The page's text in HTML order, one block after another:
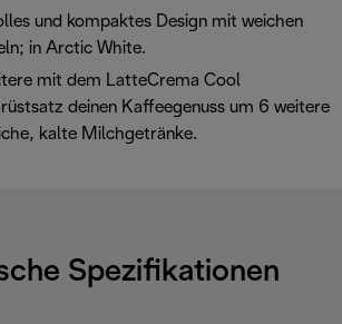
und kompaktes Design mit weichen
in Arctic White.
mit dem LatteCrema Cool
deinen Kaffeegenuss um 6 weitere
kalte Milchgetränke.
Spezifikationen